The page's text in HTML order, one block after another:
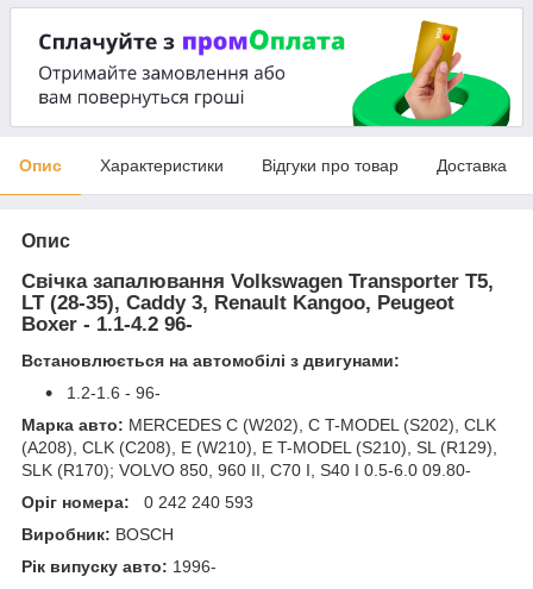
Опис Характеристики Відгуки про товар Доставка
Опис
Свічка запалювання Volkswagen Transporter T5,
LT (28-35), Caddy 3, Renault Kangoo, Peugeot
Boxer - 1.1-4.2 96-
Встановлюється на автомобілі з двигунами:
1.2-1.6 - 96-
Марка авто: MERCEDES C (W202), C T-MODEL (S202), CLK
(A208), CLK (C208), E (W210), E T-MODEL (S210), SL (R129),
SLK (R170); VOLVO 850, 960 II, C70 I, S40 I 0.5-6.0 09.80-
Оріг номера:
0 242 240 593
Виробник: BOSCH
Рік випуску авто: 1996-